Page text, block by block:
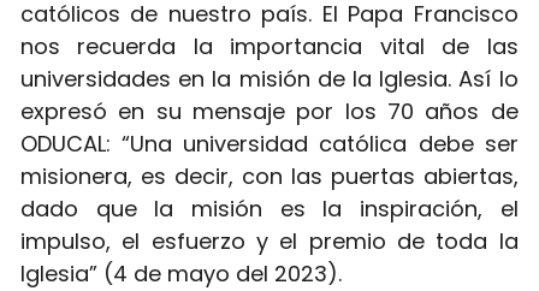
católicos de nuestro país. El Papa Francisco
nos recuerda la importancia vital de las
universidades en la misión de la Iglesia. Así lo
expresó en su mensaje por los 70 años de
ODUCAL: “Una universidad católica debe ser
misionera, es decir, con las puertas abiertas,
dado que la misión es la inspiración, el
impulso, el esfuerzo y el premio de toda la
Iglesia” (4 de mayo del 2023).